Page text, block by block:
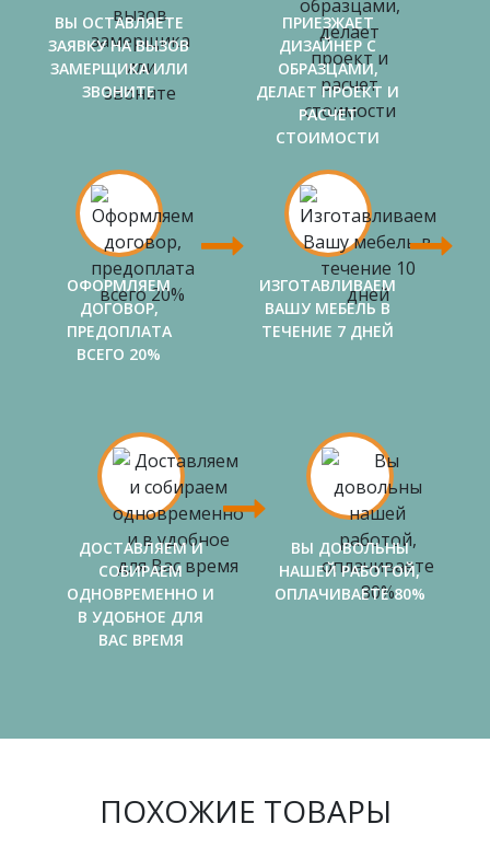
ВЫ ОСТАВЛЯЕТЕ
ЗАЯВКУ НА ВЫЗОВ
ЗАМЕРЩИКА ИЛИ
ЗВОНИТЕ
ПРИЕЗЖАЕТ
ДИЗАЙНЕР С
ОБРАЗЦАМИ,
ДЕЛАЕТ ПРОЕКТ И
РАСЧЕТ
СТОИМОСТИ
ОФОРМЛЯЕМ
ДОГОВОР,
ПРЕДОПЛАТА
ВСЕГО 20%
ИЗГОТАВЛИВАЕМ
ВАШУ МЕБЕЛЬ В
ТЕЧЕНИЕ 7 ДНЕЙ
ДОСТАВЛЯЕМ И
СОБИРАЕМ
ОДНОВРЕМЕННО И
В УДОБНОЕ ДЛЯ
ВАС ВРЕМЯ
ВЫ ДОВОЛЬНЫ
НАШЕЙ РАБОТОЙ,
ОПЛАЧИВАЕТЕ 80%
ПОХОЖИЕ ТОВАРЫ